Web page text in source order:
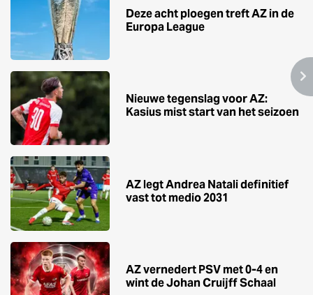
Deze acht ploegen treft AZ in de
Europa League
Nieuwe tegenslag voor AZ:
Kasius mist start van het seizoen
AZ legt Andrea Natali definitief
vast tot medio 2031
AZ vernedert PSV met 0-4 en
wint de Johan Cruijff Schaal